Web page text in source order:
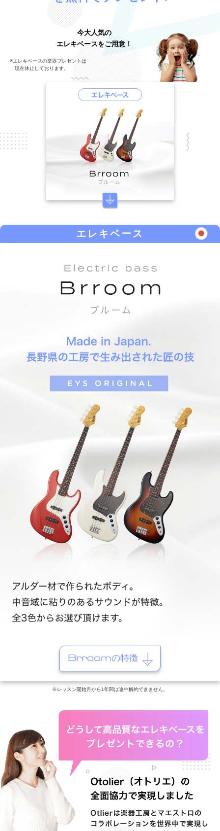
今大人気の
エレキベースをご用意！
※エレキベースの楽器プレゼントは
現在休止しております。
エレキベース
Brroomの特徴
※レッスン開始月から1年間は途中解約できません。